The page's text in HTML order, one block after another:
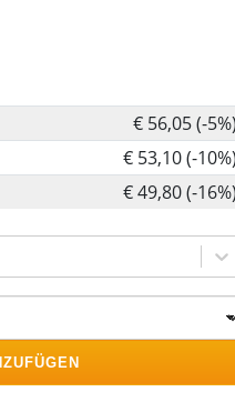
€ 56,05 (-
€ 53,10 (-
€ 49,80 (-